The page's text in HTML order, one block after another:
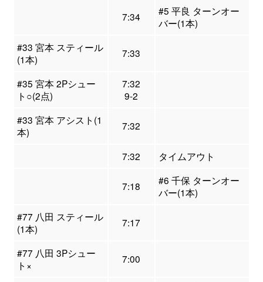
7:34
#5 平良 ターンオー
バー(1本)
#33 宮本 スティール
(1本)
7:33
#35 宮本 2Pシュー
ト○(2点)
7:32
9-2
#33 宮本 アシスト(1
本)
7:32
7:32 タイムアウト
7:18
#6 千保 ターンオー
バー(1本)
#77 八田 スティール
(1本)
7:17
#77 八田 3Pシュー
ト×
7:00